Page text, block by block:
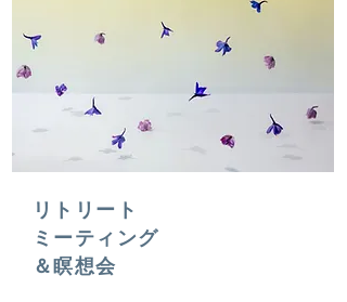
​リトリート
ミーティング
＆瞑想会